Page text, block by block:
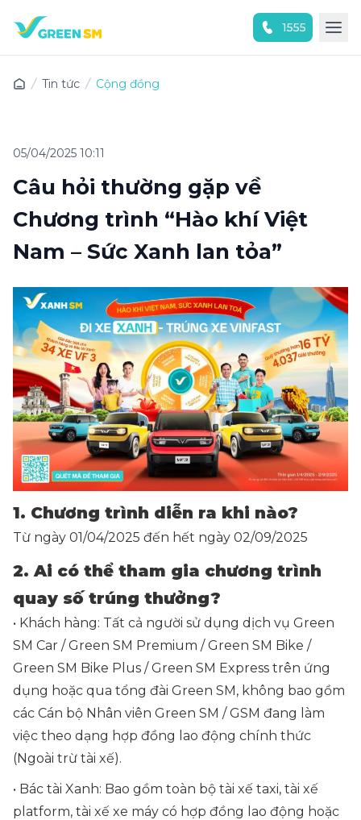
1555
Tin tức Cộng đồng
05/04/2025 10:11
Câu hỏi thường gặp về
Chương trình “Hào khí Việt
Nam – Sức Xanh lan tỏa”
1. Chương trình diễn ra khi nào?
Từ ngày 01/04/2025 đến hết ngày 02/09/2025
2. Ai có thể tham gia chương trình
quay số trúng thưởng?
• Khách hàng: Tất cả người sử dụng dịch vụ Green
SM Car / Green SM Premium / Green SM Bike /
Green SM Bike Plus / Green SM Express trên ứng
dụng hoặc qua tổng đài Green SM, không bao gồm
các Cán bộ Nhân viên Green SM / GSM đang làm
việc theo dạng hợp đồng lao động chính thức
(Ngoài trừ tài xế).
• Bác tài Xanh: Bao gồm toàn bộ tài xế taxi, tài xế
platform, tài xế xe máy có hợp đồng lao động hoặc